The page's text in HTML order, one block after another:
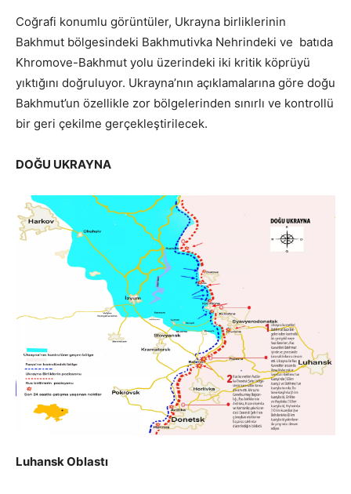
Coğrafi konumlu görüntüler, Ukrayna birliklerinin
Bakhmut bölgesindeki Bakhmutivka Nehrindeki ve batıda
Khromove-Bakhmut yolu üzerindeki iki kritik köprüyü
yıktığını doğruluyor. Ukrayna’nın açıklamalarına göre doğu
Bakhmut’un özellikle zor bölgelerinden sınırlı ve kontrollü
bir geri çekilme gerçekleştirilecek.
DOĞU UKRAYNA
Luhansk Oblastı